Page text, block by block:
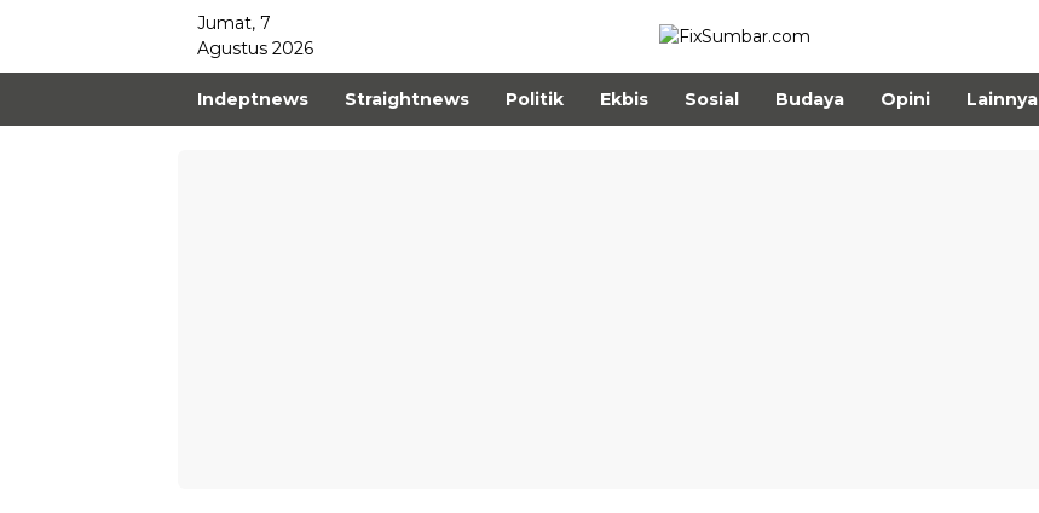
Jumat, 7
Agustus 2026
Indeptnews Straightnews Politik Ekbis Sosial Budaya Opini Lainnya